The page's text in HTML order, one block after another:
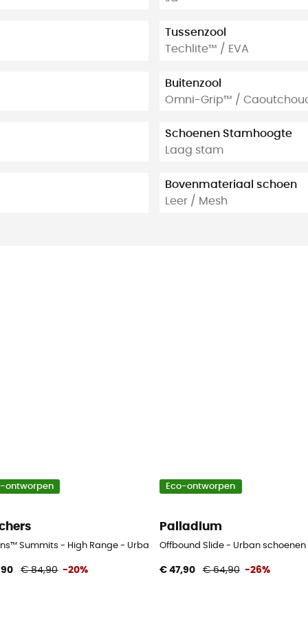
Tussenzool
Techlite™ / EVA
Buitenzool
Omni-Grip™ /
Schoenen Stamhoogte
Laag stam
Bovenmateriaal schoen
Leer / Mesh
ontworpen
Summits - High Range - Urban schoenen - Heren
€ 84,90 -20%
Eco-ontworpen
Palladium
Offbound Slide - Urban schoenen
€ 47,90 € 64,90 -26%